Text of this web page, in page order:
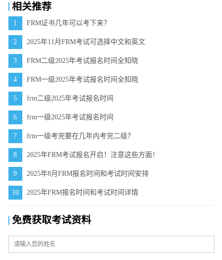
相关推荐
1 FRM证书几年可以考下来？
2 2025年11月FRM考试可选择中文和英文
3 FRM二级2025年考试报名时间全知晓
4 FRM一级2025年考试报名时间全知晓
5 frm二级2025年考试报名时间
6 frm一级2025年考试报名时间
7 frm一级考完要在几年内考完二级？
8 2025年FRM考试报名开启！注意这些方面！
9 2025年8月FRM报名时间和考试时间安排
10 2025年FRM报名时间和考试时间详情
免费获取考试资料